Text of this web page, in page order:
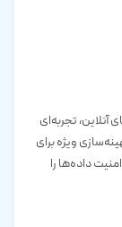
تجربه‌ای
ویژه برای
داده‌ها را